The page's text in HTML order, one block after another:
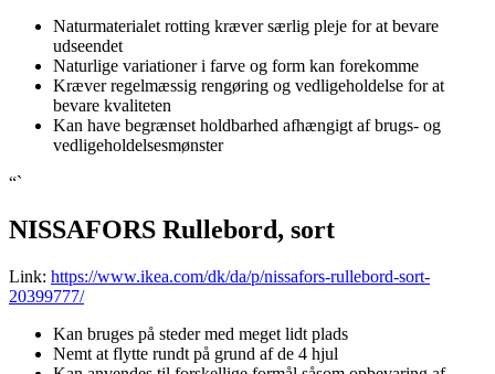
Naturmaterialet rotting kræver særlig pleje for at bevare
udseendet
Naturlige variationer i farve og form kan forekomme
Kræver regelmæssig rengøring og vedligeholdelse for at
bevare kvaliteten
Kan have begrænset holdbarhed afhængigt af brugs- og
vedligeholdelsesmønster
“`
NISSAFORS Rullebord, sort
Link: https://www.ikea.com/dk/da/p/nissafors-rullebord-sort-
20399777/
Kan bruges på steder med meget lidt plads
Nemt at flytte rundt på grund af de 4 hjul